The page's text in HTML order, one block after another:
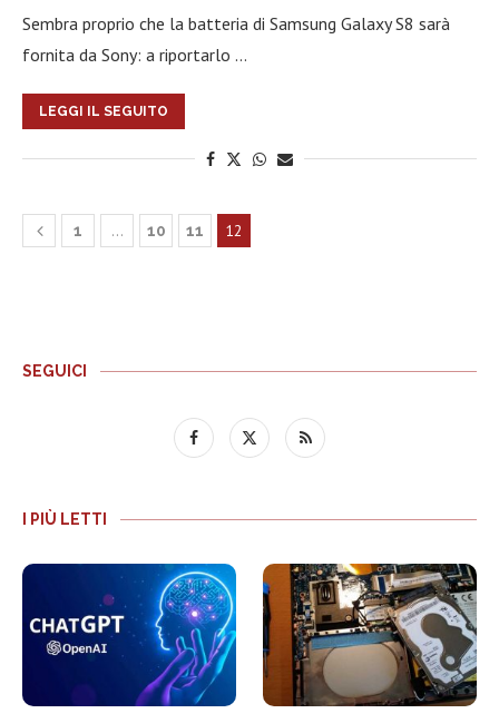
Sembra proprio che la batteria di Samsung Galaxy S8 sarà
fornita da Sony: a riportarlo …
LEGGI IL SEGUITO
1 … 10 11 12
SEGUICI
I PIÙ LETTI